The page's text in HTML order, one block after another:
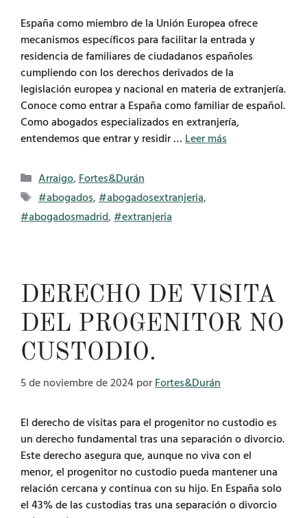
España como miembro de la Unión Europea ofrece
mecanismos específicos para facilitar la entrada y
residencia de familiares de ciudadanos españoles
cumpliendo con los derechos derivados de la
legislación europea y nacional en materia de extranjería.
Conoce como entrar a España como familiar de español.
Como abogados especializados en extranjería,
entendemos que entrar y residir … Leer más
Categorías
Arraigo, Fortes&Durán
Etiquetas
#abogados, #abogadosextranjeria,
#abogadosmadrid, #extranjeria
DERECHO DE VISITA
DEL PROGENITOR NO
CUSTODIO.
5 de noviembre de 2024 porFortes&Durán
El derecho de visitas para el progenitor no custodio es
un derecho fundamental tras una separación o divorcio.
Este derecho asegura que, aunque no viva con el
menor, el progenitor no custodio pueda mantener una
relación cercana y continua con su hijo. En España solo
el 43% de las custodias tras una separación o divorcio